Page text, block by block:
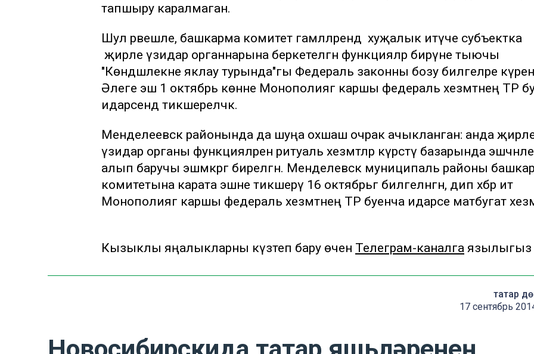
тапшыру каралмаган.
Шул рәвешле, башкарма комитет гамәлләрендә хуҗалык итүче субъектка
җирле үзидарә органнарына беркетелгән функцияләр бирүне тыючы
"Көндәшлекне яклау турында"гы Федераль законны бозу билгеләре
Әлеге эш 1 октябрь көнне Монополиягә каршы федераль хезмәтнең ТР
идарәсендә тикшереләчәк.
Менделеевск районында да шуңа охшаш очрак ачыкланган: анда
үзидарә органы функцияләрен ритуаль хезмәтләр күрсәтү базарында
алып баручы эшмәкәргә бирелгән. Менделевск муниципаль районы
комитетына карата эшне тикшерү 16 октябрьгә билгеләнгән, дип хәбәр итә
Монополиягә каршы федераль хезмәтнең ТР буенча идарәсе матбугат
Кызыклы яңалыкларны күзәтеп бару өчен Телеграм-каналга язылыгыз
татар
17 сентябрь